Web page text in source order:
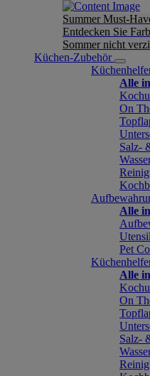
Summer Must-
Entdecken Sie
Sommer nicht
Küchen-Zubehör
Alle
On
Salz-
Alle
Pet
Alle
On
Salz-